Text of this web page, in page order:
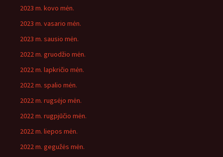
2023 m. kovo mėn.
2023 m. vasario mėn.
2023 m. sausio mėn.
2022 m. gruodžio mėn.
2022 m. lapkričio mėn.
2022 m. spalio mėn.
2022 m. rugsėjo mėn.
2022 m. rugpjūčio mėn.
2022 m. liepos mėn.
2022 m. gegužės mėn.